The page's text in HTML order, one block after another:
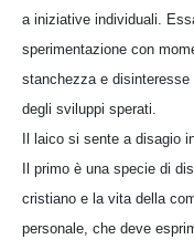
a iniziative individuali.
sperimentazione con
stanchezza e
degli sviluppi sperati.
Il laico si sente a disagio
Il primo è una specie di
cristiano e la vita della
personale, che deve